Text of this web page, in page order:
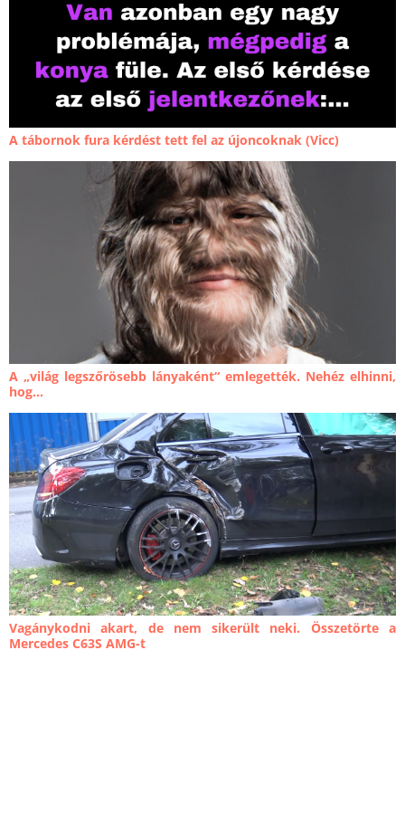
A tábornok fura kérdést tett fel az újoncoknak (Vicc)
A „világ legszőrösebb lányaként“ emlegették. Nehéz elhinni,
hog...
Vagánykodni akart, de nem sikerült neki. Összetörte a
Mercedes C63S AMG-t